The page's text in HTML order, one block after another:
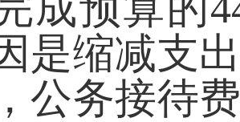
是缩减支
公务接待